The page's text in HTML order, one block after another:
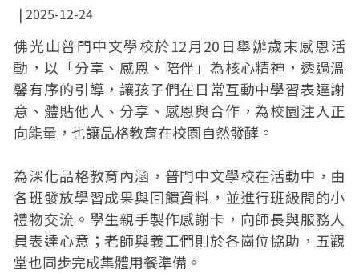
2025-12-24
佛光山普門中文學校於12月20日舉辦歲末感恩活
動，以「分享、感恩、陪伴」為核心精神，透過溫
馨有序的引導，讓孩子們在日常互動中學習表達謝
意、體貼他人、分享、感恩與合作，為校園注入正
向能量，也讓品格教育在校園自然發酵。
為深化品格教育內涵，普門中文學校在活動中，由
各班發放學習成果與回饋資料，並進行班級間的小
禮物交流。學生親手製作感謝卡，向師長與服務人
員表達心意；老師與義工們則於各崗位協助，五觀
堂也同步完成集體用餐準備。